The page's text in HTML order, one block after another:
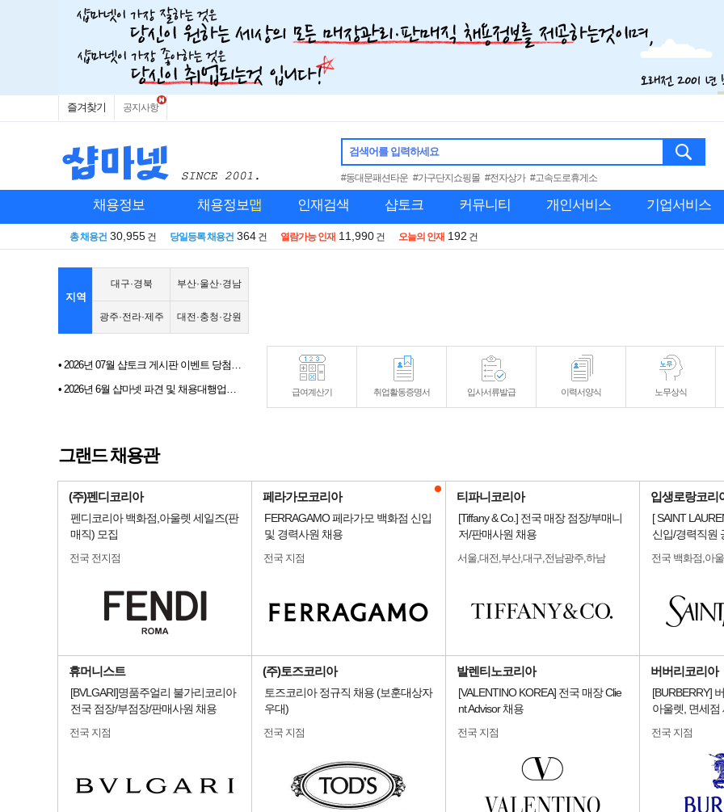
즐겨찾기 공지사항
검색어를 입력하세요
#동대문패션타운 #가구단지쇼핑몰 #전자상가 #고속도로휴게소
채용정보 채용정보맵 인재검색 샵토크 커뮤니티 개인서비스 기업서비스
총 채용건 30,955 건 당일등록 채용건 364 건 열람가능 인재 11,990 건 오늘의 인재 192 건
지역
대구·경북
광주·전라·제주
부산·울산·경남
대전·충청·강원
• 2026년 07월 샵토크 게시판 이벤트 당첨자발표
• 2026년 6월 샵마넷 파견 및 채용대행업체 인기순위 TOP 10
급여계산기 취업활동증명서 입사서류발급 이력서양식 노무상식
그랜드 채용관
(주)펜디코리아
펜디코리아 백화점,아울렛 세일즈(판
매직) 모집
전국 전지점
페라가모코리아
FERRAGAMO 페라가모 백화점 신입
및 경력사원 채용
전국 지점
티파니코리아
[Tiffany & Co.] 전국 매장 점장/부매니
저/판매사원 채용
서울,대전,부산,대구,전남광주,하남
입생로랑코리
[ SAINT
신입/경력직원
전국 백화점,아
휴머니스트
[BVLGARI]명품주얼리 불가리코리아
전국 점장/부점장/판매사원 채용
전국 지점
(주)토즈코리아
토즈코리아 정규직 채용 (보훈대상자
우대)
전국 지점
발렌티노코리아
[VALENTINO KOREA] 전국 매장 Clie
nt Advisor 채용
전국 지점
버버리코리아
[BURBERRY]
아울렛, 면세점
전국 지점